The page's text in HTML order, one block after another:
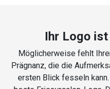
Ihr Logo
Möglicherweise fehlt
Prägnanz, die die
ersten Blick fesseln